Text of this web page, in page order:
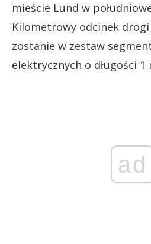
mieście Lund w
Kilometrowy odcinek
zostanie w zestaw
elektrycznych o długości 1
ad